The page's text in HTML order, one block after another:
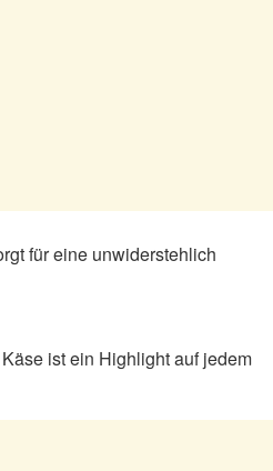
für eine unwiderstehlich
ist ein Highlight auf jedem